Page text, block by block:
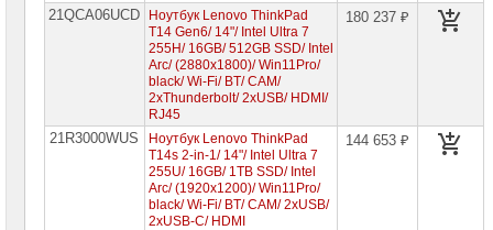
21QCA06UCD
Ноутбук Lenovo ThinkPad
T14 Gen6/ 14"/ Intel Ultra 7
255H/ 16GB/ 512GB SSD/ Intel
Arc/ (2880x1800)/ Win11Pro/
black/ Wi-Fi/ BT/ CAM/
2xThunderbolt/ 2xUSB/ HDMI/
RJ45
180 237 ₽
21R3000WUS
Ноутбук Lenovo ThinkPad
T14s 2-in-1/ 14"/ Intel Ultra 7
255U/ 16GB/ 1TB SSD/ Intel
Arc/ (1920x1200)/ Win11Pro/
black/ Wi-Fi/ BT/ CAM/ 2xUSB/
2xUSB-C/ HDMI
144 653 ₽